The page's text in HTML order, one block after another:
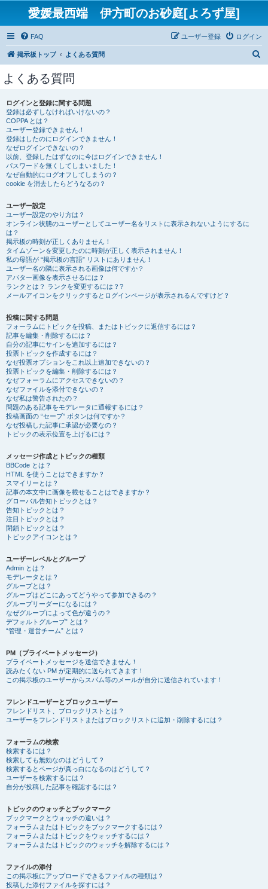
愛媛最西端 伊方町のお砂庭[よろず屋]
FAQ ログイン
ユーザー登録
掲示板トップ よくある質問
よくある質問
ログインと登録に関する問題
登録は必ずしなければいけないの？
COPPA とは？
ユーザー登録できません！
登録はしたのにログインできません！
なぜログインできないの？
以前、登録したはずなのに今はログインできません！
パスワードを無くしてしまいました！
なぜ自動的にログオフしてしまうの？
cookie を消去したらどうなるの？
ユーザー設定
ユーザー設定のやり方は？
オンライン状態のユーザーとしてユーザー名をリストに表示されないようにするに
は？
掲示板の時刻が正しくありません！
タイムゾーンを変更したのに時刻が正しく表示されません！
私の母語が “掲示板の言語” リストにありません！
ユーザー名の隣に表示される画像は何ですか？
アバター画像を表示させるには？
ランクとは？ ランクを変更するには？?
メールアイコンをクリックするとログインページが表示されるんですけど？
投稿に関する問題
フォーラムにトピックを投稿、またはトピックに返信するには？
記事を編集・削除するには？
自分の記事にサインを追加するには？
投票トピックを作成するには？
なぜ投票オプションをこれ以上追加できないの？
投票トピックを編集・削除するには？
なぜフォーラムにアクセスできないの？
なぜファイルを添付できないの？
なぜ私は警告されたの？
問題のある記事をモデレータに通報するには？
投稿画面の “セーブ” ボタンは何ですか？
なぜ投稿した記事に承認が必要なの？
トピックの表示位置を上げるには？
メッセージ作成とトピックの種類
BBCode とは？
HTML を使うことはできますか？
スマイリーとは？
記事の本文中に画像を載せることはできますか？
グローバル告知トピックとは？
告知トピックとは？
注目トピックとは？
閉鎖トピックとは？
トピックアイコンとは？
ユーザーレベルとグループ
Admin とは？
モデレータとは？
グループとは？
グループはどこにあってどうやって参加できるの？
グループリーダーになるには？
なぜグループによって色が違うの？
デフォルトグループ” とは？
“管理・運営チーム” とは？
PM（プライベートメッセージ）
プライベートメッセージを送信できません！
読みたくない PM が定期的に送られてきます！
この掲示板のユーザーからスパム等のメールが自分に送信されています！
フレンドユーザーとブロックユーザー
フレンドリスト、ブロックリストとは？
ユーザーをフレンドリストまたはブロックリストに追加・削除するには？
フォーラムの検索
検索するには？
検索しても無効なのはどうして？
検索するとページが真っ白になるのはどうして？
ユーザーを検索するには？
自分が投稿した記事を確認するには？
トピックのウォッチとブックマーク
ブックマークとウォッチの違いは？
フォーラムまたはトピックをブックマークするには？
フォーラムまたはトピックをウォッチするには？
フォーラムまたはトピックのウォッチを解除するには？
ファイルの添付
この掲示板にアップロードできるファイルの種類は？
投稿した添付ファイルを探すには？